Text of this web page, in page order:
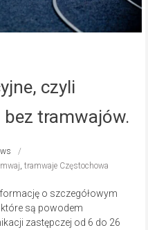
czyli
tramwajów.
, tramwaje Częstochowa
o szczegółowym
które są powodem
zastępczej od 6 do 26